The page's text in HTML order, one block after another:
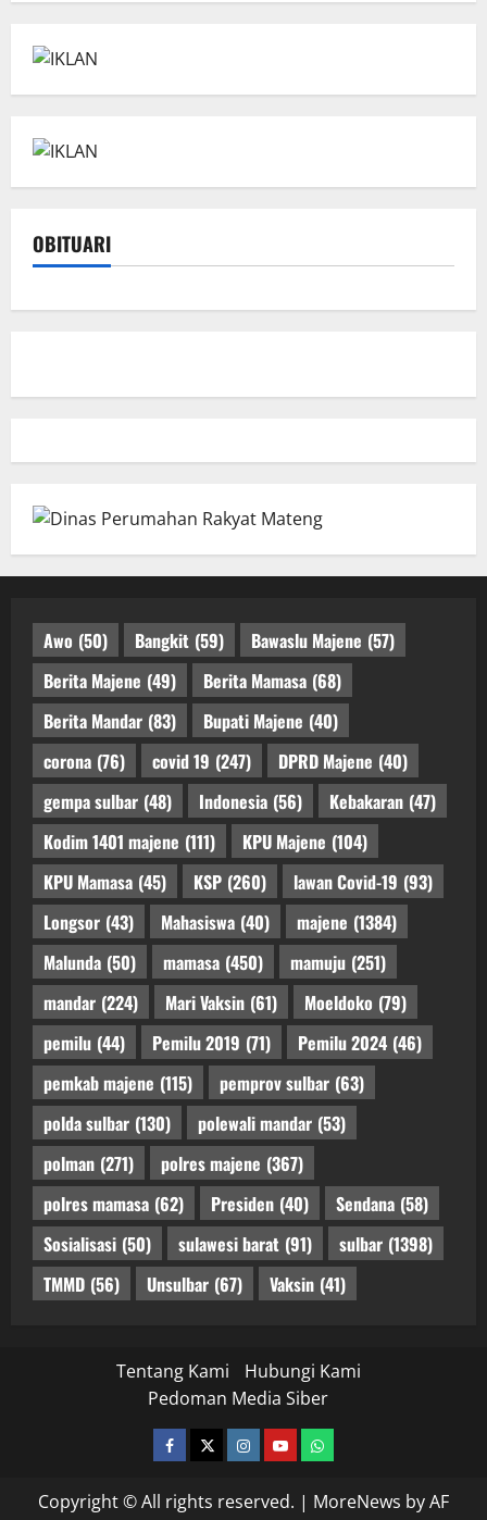
OBITUARI
Awo (50) Bangkit (59) Bawaslu Majene (57)
Berita Majene (49) Berita Mamasa (68)
Berita Mandar (83) Bupati Majene (40)
corona (76) covid 19 (247) DPRD Majene (40)
gempa sulbar (48) Indonesia (56) Kebakaran (47)
Kodim 1401 majene (111) KPU Majene (104)
KPU Mamasa (45) KSP (260) lawan Covid-19 (93)
Longsor (43) Mahasiswa (40) majene (1384)
Malunda (50) mamasa (450) mamuju (251)
mandar (224) Mari Vaksin (61) Moeldoko (79)
pemilu (44) Pemilu 2019 (71) Pemilu 2024 (46)
pemkab majene (115) pemprov sulbar (63)
polda sulbar (130) polewali mandar (53)
polman (271) polres majene (367)
polres mamasa (62) Presiden (40) Sendana (58)
Sosialisasi (50) sulawesi barat (91) sulbar (1398)
TMMD (56) Unsulbar (67) Vaksin (41)
Tentang Kami
Hubungi Kami
Pedoman Media Siber
facebooktwitterinstagram.com
youtubewhatsapp
Copyright © All rights reserved. | MoreNews by AF